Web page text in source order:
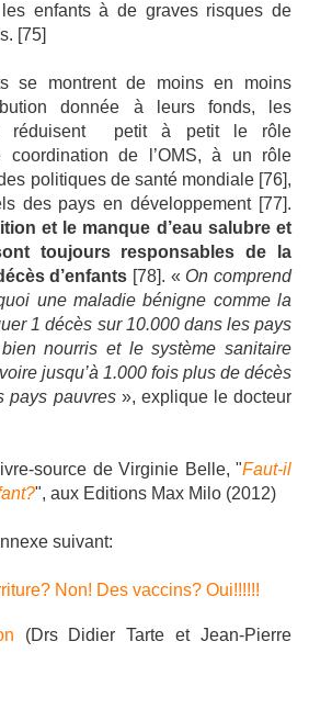
enfants à de graves risques de
[75]
se montrent de moins en moins
donnée à leurs fonds, les
réduisent
petit à petit le rôle
coordination de l’OMS, à un rôle
politiques de santé mondiale [76],
des pays en développement [77].
et le manque d’eau salubre et
toujours responsables de la
d’enfants [78]. « On comprend
une maladie bénigne comme la
1 décès sur 10.000 dans les pays
nourris et le système sanitaire
jusqu’à 1.000 fois plus de décès
pays pauvres », explique le docteur
source de Virginie Belle, "Faut-il
", aux Editions Max Milo (2012)
suivant:
Non! Des vaccins? Oui!!!!!!
(Drs Didier Tarte et Jean-Pierre